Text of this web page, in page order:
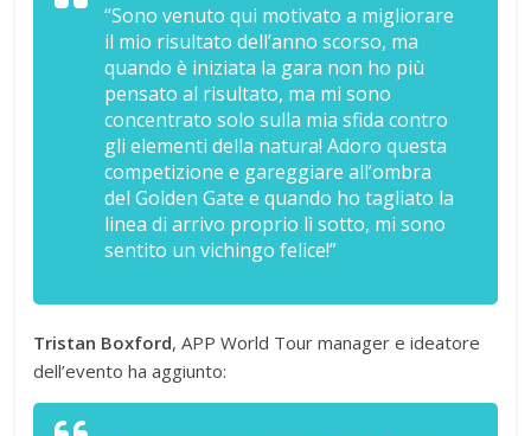
“Sono venuto qui motivato a migliorare
il mio risultato dell’anno scorso, ma
quando è iniziata la gara non ho più
pensato al risultato, ma mi sono
concentrato solo sulla mia sfida contro
gli elementi della natura! Adoro questa
competizione e gareggiare all’ombra
del Golden Gate e quando ho tagliato la
linea di arrivo proprio lì sotto, mi sono
sentito un vichingo felice!”
Tristan Boxford, APP World Tour manager e ideatore
dell’evento ha aggiunto: